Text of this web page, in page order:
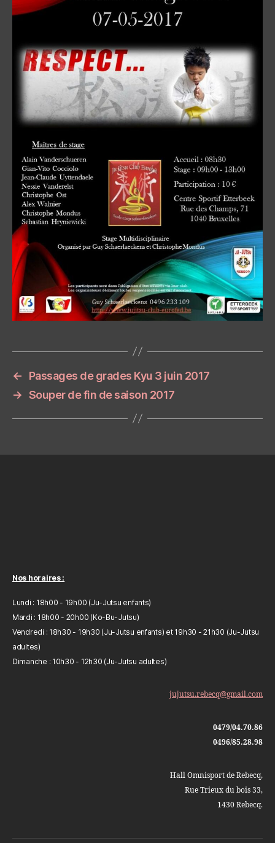
←
Passages de grades Kyu 3 juin 2017
→ Souper de fin de saison 2017
Nos horaires :
Lundi : 18h00 - 19h00 (Ju-Jutsu enfants)
Mardi : 18h00 - 20h00 (Ko-Bu-Jutsu)
Vendredi : 18h30 - 19h30 (Ju-Jutsu enfants) et 19h30 - 21h30 (Ju-Jutsu
adultes)
Dimanche : 10h30 - 12h30 (Ju-Jutsu adultes)
jujutsu.rebecq@gmail.com
0479/04.70.86
0496/85.28.98
Hall Omnisport de Rebecq,
Rue Trieux du bois 33,
1430 Rebecq.